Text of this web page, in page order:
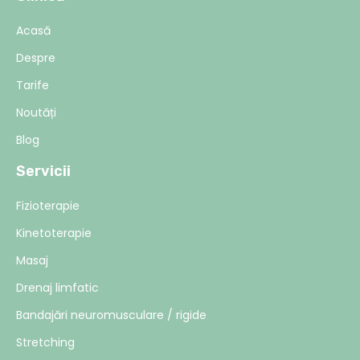
Acasă
Despre
Tarife
Noutăți
Blog
Servicii
Fizioterapie
Kinetoterapie
Masaj
Drenaj limfatic
Bandajări neuromusculare / rigide
Stretching